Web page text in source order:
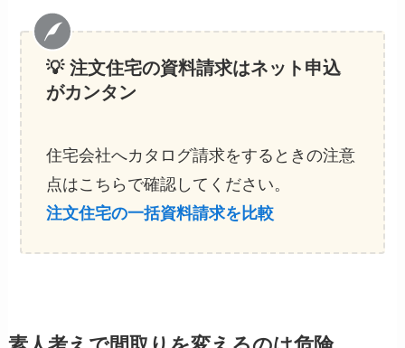
💡 注文住宅の資料請求はネット申込
がカンタン
住宅会社へカタログ請求をするときの注意
点はこちらで確認してください。
注文住宅の一括資料請求を比較